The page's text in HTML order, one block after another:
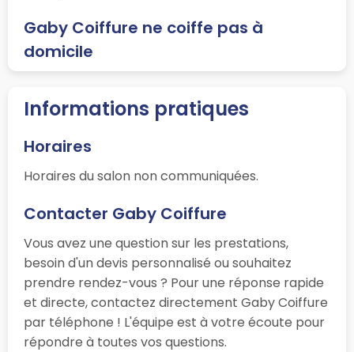
Gaby Coiffure ne coiffe pas à
domicile
Informations pratiques
Horaires
Horaires du salon non communiquées.
Contacter Gaby Coiffure
Vous avez une question sur les prestations,
besoin d'un devis personnalisé ou souhaitez
prendre rendez-vous ? Pour une réponse rapide
et directe, contactez directement Gaby Coiffure
par téléphone ! L'équipe est à votre écoute pour
répondre à toutes vos questions.